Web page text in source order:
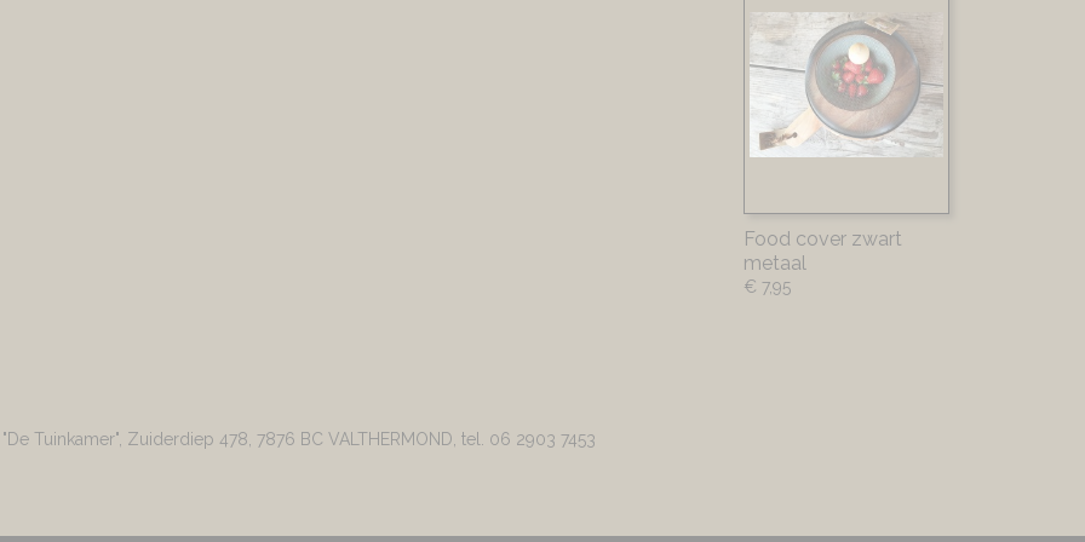
Food cover zwart
metaal
€ 7,95
Tuinkamer", Zuiderdiep 478, 7876 BC VALTHERMOND, tel. 06 2903 7453